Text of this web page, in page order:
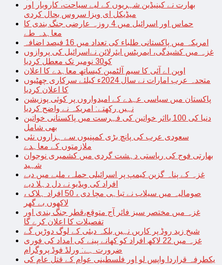
بھارت نے کینیڈین شہریوں کے لیے سیاحت، کاروبار اور
میڈیکل ای ویزا سروس بحال کردی
حماس اور اسرائیل میں 4 روزہ عارضی جنگ بندی کا
معاہدہ طے
امریکہ میں پاکستانی طلباء کی تعداد میں 16 فیصد اضافہ
غزہ میں کشیدگی، ایمریٹس ایئرلائن نےاسرائیل کی پروازوں
کو30 نومبر تک معطل کردیا
اوپن اے آئی کا سیم آلٹمین کیساتھ معاہدے کا اعلان
متحدہ عرب امارات نے سال 2024ء کیلئے سرکاری چھٹیوں
کا اعلان کردیا
پاکستان میں سیاسی عہدے کے امیدواروں پر کوئی پوزیشن
نہیں رکھتے: امریکہ نے واضح کردیا
دنیا کی 100 بااثر خواتین کی فہرست میں پاکستانی خواتین
بھی شامل
سعودی عرب کی پانچ بڑی کمپنیوں سے ہزاروں نئی
ملازمتوں کے معاہدے
بھارتی فوج کی ریاستی دہشت گردی میں کشمیری نوجوان
شہید
غزہ کے پناہ گزین کیمپ پر اسرائیلی حملہ، ملبے میں دبے
افراد کی ویڈیو نے دل دہلا دیے
صومالیہ میں سیلاب نے تباہی مچا دی ، 50 افراد ہلاک ،
لاکھوں بے گھر
غزہ میں مختصر سیز فائر آج متوقع،قطر جنگ بندی اور
تفصیلات کا اعلان کرے گا
شیخ زید روڈ پر کاریں نہیں بلکہ دبئی کے لوگ دوڑیں گے
غزہ میں 22 لاکھ افراد کو کھانے پینے کی امداد کی فوری
ضرورت ہے: ورلڈ فوڈ پروگرام
یکطرفہ قراردا واپس لو اور فلسطینی عوام کے قتل عام کی